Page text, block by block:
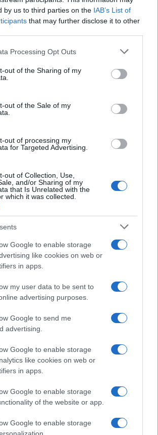
by us to third parties on the IAB’s List of
that may further disclose it to other
this website/app uses one or more Google
visit or usage behaviour. You may click to
to Google and its third-party tags to
below specified purposes in below Google
Processing Opt Outs
out of the Sharing of my
out of the Sale of my
out of processing my
for Targeted Advertising.
out of Collection, Use,
and/or Sharing of my
that Is Unrelated with the
which it was collected.
Google to enable storage
like cookies on web or
in apps.
my user data to be sent to
advertising purposes.
Google to send me
advertising.
Google to enable storage
like cookies on web or
in apps.
Google to enable storage
of the website or app.
Google to enable storage
Mauri
Mauri, bolognese, decise di seguire il
durante una partita decisiva: oggi
le pagine di competizioni e
e conserva il biglietto di quella
come prova della svolta.
leggere